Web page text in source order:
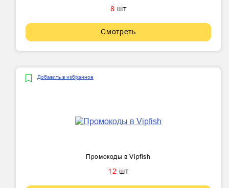
8 шт
Смотреть
Добавить в избранное
Промокоды в Vipfish
12 шт